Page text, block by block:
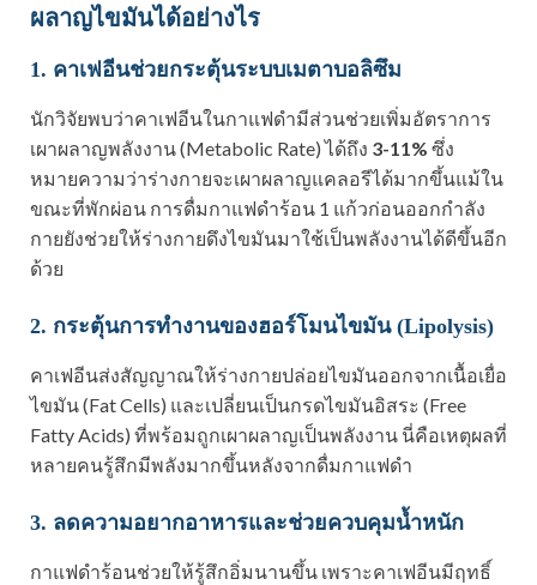
ผลาญไขมันได้อย่างไร
1. คาเฟอีนช่วยกระตุ้นระบบเมตาบอลิซึม
นักวิจัยพบว่าคาเฟอีนในกาแฟดำมีส่วนช่วยเพิ่มอัตราการ
เผาผลาญพลังงาน (Metabolic Rate) ได้ถึง 3-11% ซึ่ง
หมายความว่าร่างกายจะเผาผลาญแคลอรีได้มากขึ้นแม้ใน
ขณะที่พักผ่อน การดื่มกาแฟดำร้อน 1 แก้วก่อนออกกำลัง
กายยังช่วยให้ร่างกายดึงไขมันมาใช้เป็นพลังงานได้ดีขึ้นอีก
ด้วย
2. กระตุ้นการทำงานของฮอร์โมนไขมัน (Lipolysis)
คาเฟอีนส่งสัญญาณให้ร่างกายปล่อยไขมันออกจากเนื้อเยื่อ
ไขมัน (Fat Cells) และเปลี่ยนเป็นกรดไขมันอิสระ (Free
Fatty Acids) ที่พร้อมถูกเผาผลาญเป็นพลังงาน นี่คือเหตุผลที่
หลายคนรู้สึกมีพลังมากขึ้นหลังจากดื่มกาแฟดำ
3. ลดความอยากอาหารและช่วยควบคุมน้ำหนัก
กาแฟดำร้อนช่วยให้รู้สึกอิ่มนานขึ้น เพราะคาเฟอีนมีฤทธิ์